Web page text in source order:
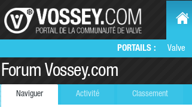
PORTAILS : Valve
Forum Vossey.com
Naviguer Activité Classement